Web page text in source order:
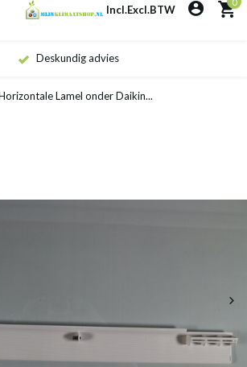
Incl.Excl.BTW
Deskundig advies
Lamel onder Daikin...